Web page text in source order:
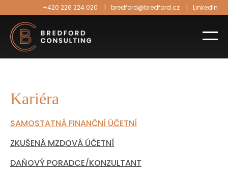
+420 226 224 020 bredford@bredford.cz LinkedIn
Kariéra
SAMOSTATNÁ FINANČNÍ ÚČETNÍ
ZKUŠENÁ MZDOVÁ ÚČETNÍ
DAŇOVÝ PORADCE/KONZULTANT